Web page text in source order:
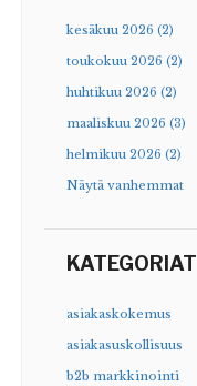
kesäkuu 2026 (2)
toukokuu 2026 (2)
huhtikuu 2026 (2)
maaliskuu 2026 (3)
helmikuu 2026 (2)
Näytä vanhemmat
KATEGORIAT
asiakaskokemus
asiakasuskollisuus
b2b markkinointi